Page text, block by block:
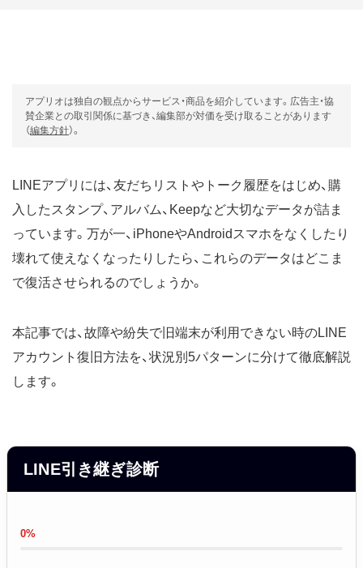
アプリオは独自の観点からサービス・商品を紹介しています。広告主・協
賛企業との取引関係に基づき、編集部が対価を受け取ることがあります
（編集方針）。
LINEアプリには、友だちリストやトーク履歴をはじめ、購
入したスタンプ、アルバム、Keepなど大切なデータが詰ま
っています。万が一、iPhoneやAndroidスマホをなくしたり
壊れて使えなくなったりしたら、これらのデータはどこま
で復活させられるのでしょうか。
本記事では、故障や紛失で旧端末が利用できない時のLINE
アカウント復旧方法を、状況別5パターンに分けて徹底解説
します。
0%
LINE引き継ぎ診断